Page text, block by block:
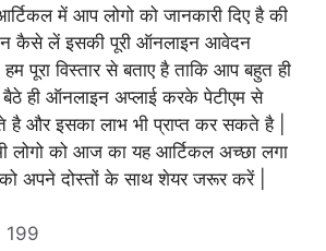
में आप लोगो को जानकारी दिए है की
कैसे लें इसकी पूरी ऑनलाइन आवेदन
पूरा विस्तार से बताए है ताकि आप बहुत ही
ही ऑनलाइन अप्लाई करके पेटीएम से
और इसका लाभ भी प्राप्त कर सकते है |
लोगो को आज का यह आर्टिकल अच्छा लगा
अपने दोस्तों के साथ शेयर जरूर करें |
199